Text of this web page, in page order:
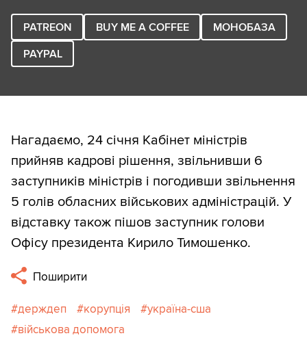
PATREON BUY ME A COFFEE
МОНОБАЗА
PAYPAL
Нагадаємо, 24 січня Кабінет міністрів
прийняв кадрові рішення, звільнивши 6
заступників міністрів і погодивши звільнення
5 голів обласних військових адміністрацій. У
відставку також пішов заступник голови
Офісу президента Кирило Тимошенко.
Поширити
держдеп корупція
україна-сша
військова допомога